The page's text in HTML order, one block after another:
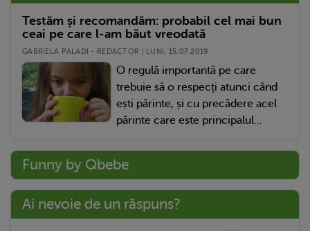
Testăm și recomandăm: probabil cel mai bun
ceai pe care l-am băut vreodată
GABRIELA PALADI - REDACTOR | LUNI, 15.07.2019
O regulă importantă pe care
trebuie să o respecți atunci când
ești părinte, și cu precădere acel
părinte care este principalul...
Funny by Qbebe
Ai nevoie de un răspuns?